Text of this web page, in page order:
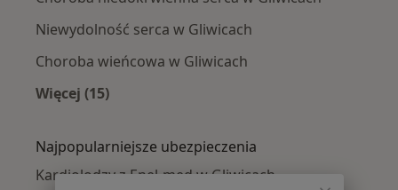
Niewydolność serca w Gliwicach
Choroba wieńcowa w Gliwicach
Więcej (15)
Najpopularniejsze ubezpieczenia
Kardiolodzy z Enel-med w Gliwicach